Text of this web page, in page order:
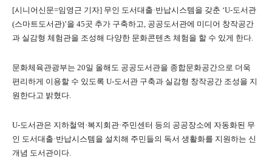
[시니어신문=임영근 기자] 무인 도서대출·반납시스템을 갖춘 ‘U-도서관
(스마트도서관)’을 45곳 추가 구축하고, 공공도서관에 미디어 창작공간
과 실감형 체험관을 조성해 다양한 문화콘텐츠 체험을 할 수 있게 한다.
문화체육관광부는 20일 올해도 공공도서관을 종합문화공간으로 더욱
편리하게 이용할 수 있도록 U-도서관 구축과 실감형 창작공간 조성을 지
원한다고 밝혔다.
U-도서관은 지하철역·복지회관·주민센터 등의 공공장소에 자동화된 무
인 도서대출·반납시스템을 설치해 주민들의 독서 생활화를 지원하는 신
개념 도서관이다.